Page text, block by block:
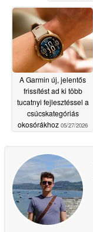
A Garmin új, jelentős
frissítést ad ki több
tucatnyi fejlesztéssel a
csúcskategóriás
okosórákhoz 05/27/2026